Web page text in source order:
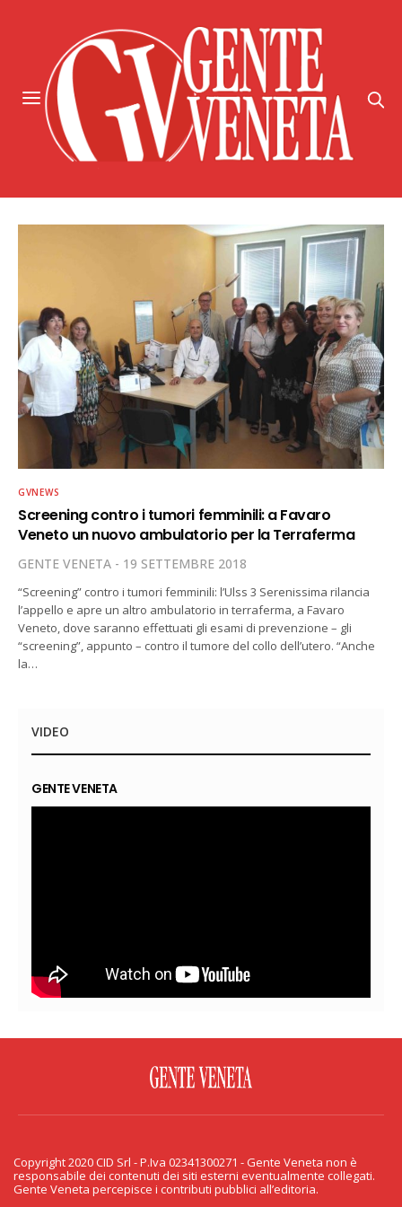
GVNEWS
Screening contro i tumori femminili: a Favaro
Veneto un nuovo ambulatorio per la Terraferma
GENTE VENETA 19 SETTEMBRE 2018
“Screening” contro i tumori femminili: l’Ulss 3 Serenissima rilancia
l’appello e apre un altro ambulatorio in terraferma, a Favaro
Veneto, dove saranno effettuati gli esami di prevenzione – gli
“screening”, appunto – contro il tumore del collo dell’utero. “Anche
la…
VIDEO
GENTE VENETA
PRIVACY & COOKIE
Copyright 2020 CID Srl - P.Iva 02341300271 - Gente Veneta non è responsabile
Copyright 2020 CID Srl - P.Iva 02341300271 - Gente Veneta non è
responsabile dei contenuti dei siti esterni eventualmente collegati.
Gente Veneta percepisce i contributi pubblici all’editoria.